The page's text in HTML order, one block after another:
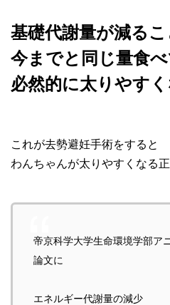
基礎代謝量が減る
今までと同じ量食
必然的に太りやす
これが去勢避妊手術をすると
わんちゃんが太りやすくなる
帝京科学大学生命環境学部ア
論文に
エネルギー代謝量の減少